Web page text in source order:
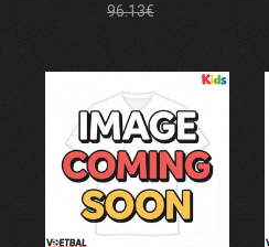
96.13€